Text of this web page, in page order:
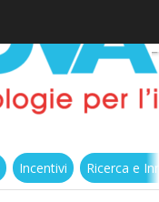
Incentivi Ricerca e